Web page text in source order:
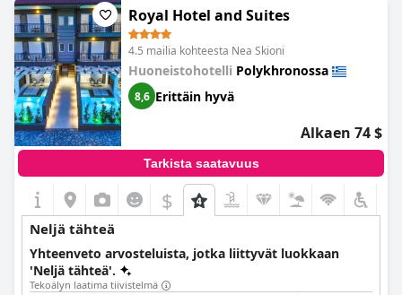
Royal Hotel and Suites
4.5 mailia kohteesta Nea Skioni
Huoneistohotelli Polykhronossa
8,6 Erittäin hyvä
Alkaen 74 $
Tarkista saatavuus
$
Neljä tähteä
Yhteenveto arvosteluista, jotka liittyvät luokkaan
'Neljä tähteä'.
Tekoälyn laatima tiivistelmä